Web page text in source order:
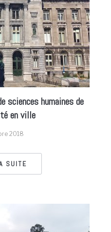
sciences humaines de
en ville
2018
SUITE